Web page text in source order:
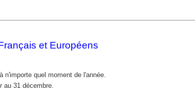
et Européens
n'importe quel moment de l'année.
au 31 décembre.